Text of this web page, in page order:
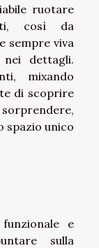
ruotare
così da
sempre viva
dettagli.
mixando
di scoprire
spazio unico
e
sulla